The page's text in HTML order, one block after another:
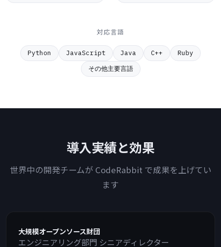
対応言語
Python JavaScript Java C++
Ruby
その他主要言語
導入実績と効果
世界中の開発チームが CodeRabbit で成果を上げてい
ます
大規模オープンソース財団
エンジニアリング部門 シニアディレクター